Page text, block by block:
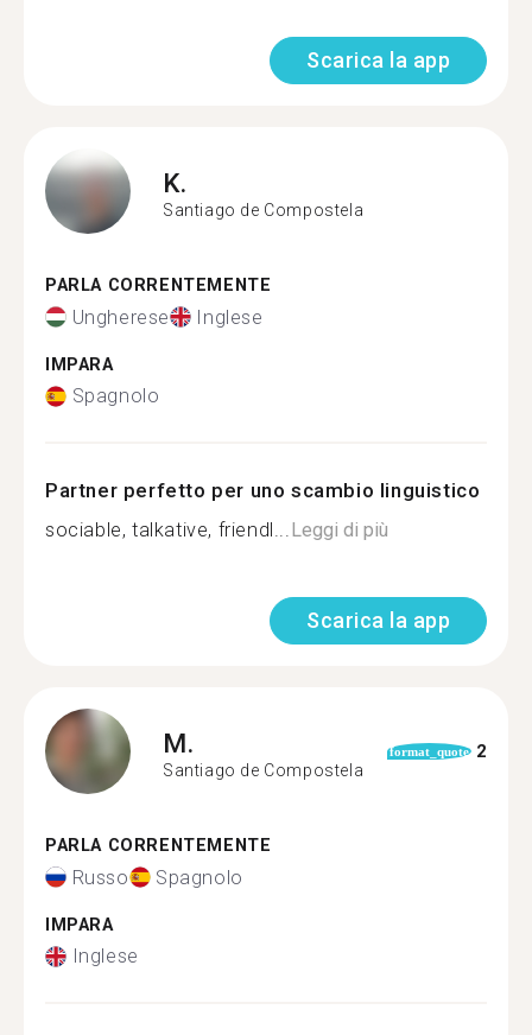
Scarica la app
K.
Santiago de Compostela
PARLA CORRENTEMENTE
Ungherese Inglese
IMPARA
Spagnolo
Partner perfetto per uno scambio linguistico
sociable, talkative, friendl...Leggi di più
Scarica la app
M.
Santiago de Compostela
format_quote 2
PARLA CORRENTEMENTE
Russo Spagnolo
IMPARA
Inglese